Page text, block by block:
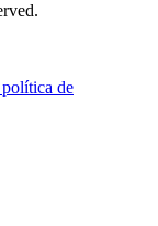
de